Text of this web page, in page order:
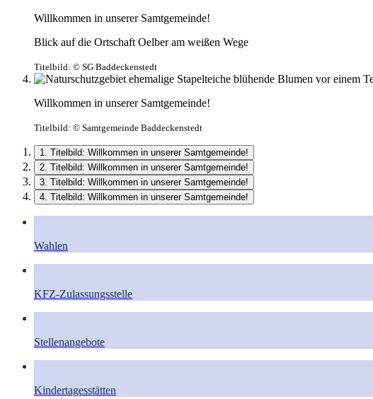
Willkommen in unserer Samtgemeinde!
Blick auf die Ortschaft Oelber am weißen Wege
Titelbild: © SG Baddeckenstedt
Willkommen in unserer Samtgemeinde!
Titelbild: © Samtgemeinde Baddeckenstedt
1. Titelbild: Willkommen in unserer Samtgemeinde!
2. Titelbild: Willkommen in unserer Samtgemeinde!
3. Titelbild: Willkommen in unserer Samtgemeinde!
4. Titelbild: Willkommen in unserer Samtgemeinde!
Wahlen
KFZ-Zulassungsstelle
Stellenangebote
Kindertagesstätten